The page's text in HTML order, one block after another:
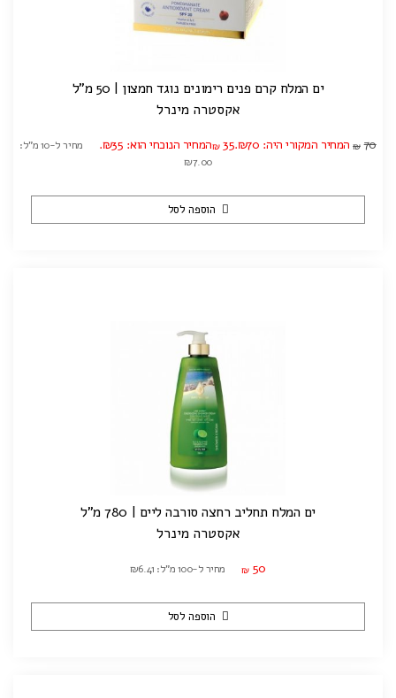
ים המלח קרם פנים רימונים נוגד חמצון | 50 מ"ל
אקסטרה מינרל
₪ 70 המחיר המקורי היה: ₪70. ₪ 35 המחיר הנוכחי הוא: ₪35.
מחיר ל-10 מ"ל:
₪7.00
הוספה לסל
ים המלח תחליב רחצה סורבה ליים | 780 מ"ל
אקסטרה מינרל
₪ 50 מחיר ל-100 מ"ל: ₪6.41
הוספה לסל